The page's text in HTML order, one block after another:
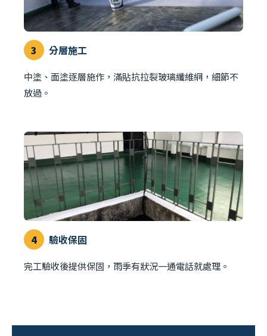
3 分層施工
中塗、面塗逐層施作，滿貼抗拉裂玻璃纖維網，細節不
放過。
4 驗收保固
完工驗收後提供保固，雨季有狀況一通電話就處理。